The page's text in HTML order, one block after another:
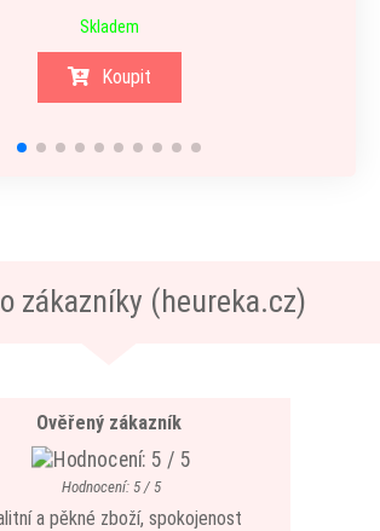
Skladem
Koupit
zákazníky (heureka.cz)
Ověřený zákazník
Hodnocení: 5 / 5
a pěkné zboží, spokojenost